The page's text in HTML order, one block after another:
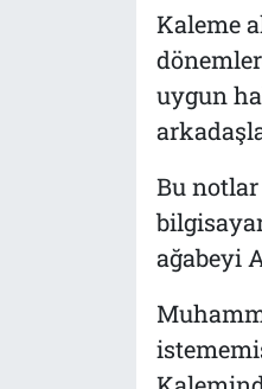
Kaleme
uygun
Bu notlar
ağabeyi